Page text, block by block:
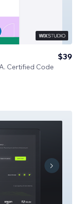
Certified Code
$39